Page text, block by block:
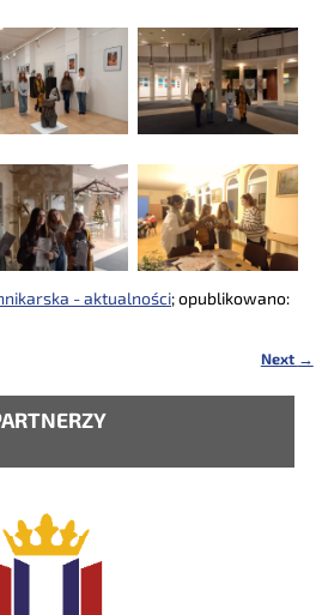
- aktualności; opublikowano:
Next →